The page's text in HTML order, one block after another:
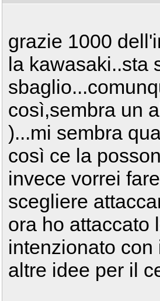
grazie 1000
la kawasaki..sta
così,sembra un
)...mi sembra
così ce la
invece vorrei
scegliere
ora ho attaccato
intenzionato
altre idee per il